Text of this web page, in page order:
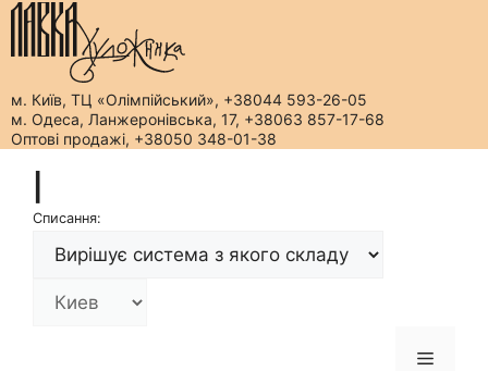
м. Київ, ТЦ «Олімпійський», +38044 593-26-05
м. Одеса, Ланжеронівська, 17, +38063 857-17-68
Оптові продажі, +38050 348-01-38
вмістуСписання:
Меню